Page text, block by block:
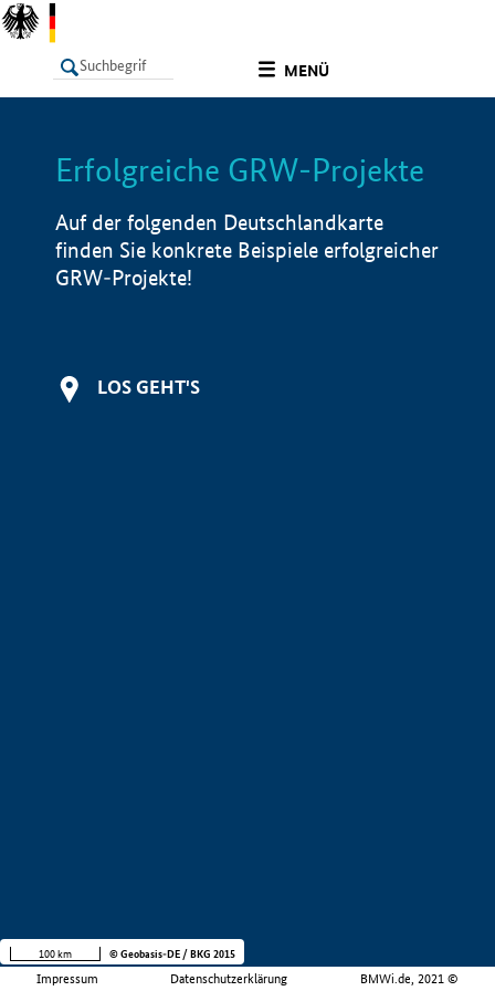
MENÜ
LISTE Info
Erfolgreiche GRW-Projekte
Auf der folgenden Deutschlandkarte
finden Sie konkrete Beispiele erfolgreicher
GRW-Projekte!
LOS GEHT'S
Impressum Datenschutzerklärung BMWi.de, 2021 ©
100 km © Geobasis-DE / BKG 2015